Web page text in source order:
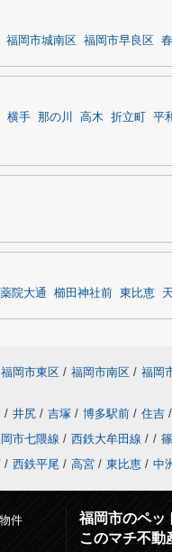
福岡市城南区 福岡市早良区
横手 那の川 高木 折立町 平
薬院大通 櫛田神社前 東比恵
福岡市東区 / 福岡市南区 / 福岡
/ 井尻 / 吉塚 / 博多駅前 / 住吉 /
市七隈線 / 西鉄大牟田線 / /
/ 西鉄平尾 / 高宮 / 東比恵 / 中
件
福岡市のペッ
このマチ不